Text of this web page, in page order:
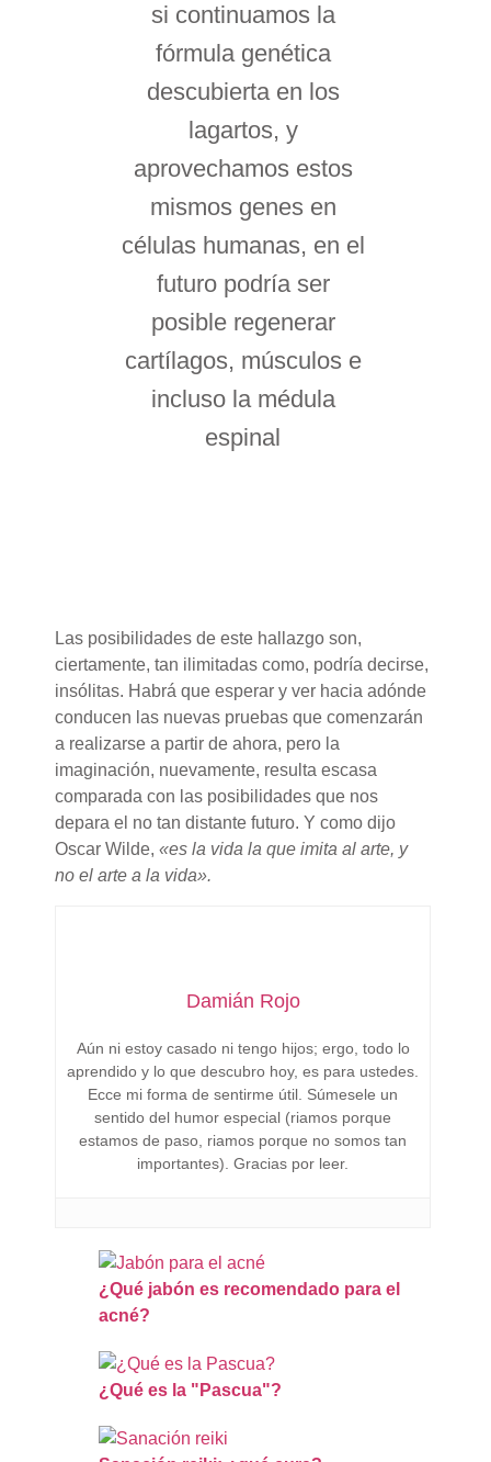
si continuamos la
fórmula genética
descubierta en los
lagartos, y
aprovechamos estos
mismos genes en
células humanas, en el
futuro podría ser
posible regenerar
cartílagos, músculos e
incluso la médula
espinal
Las posibilidades de este hallazgo son,
ciertamente, tan ilimitadas como, podría decirse,
insólitas. Habrá que esperar y ver hacia adónde
conducen las nuevas pruebas que comenzarán
a realizarse a partir de ahora, pero la
imaginación, nuevamente, resulta escasa
comparada con las posibilidades que nos
depara el no tan distante futuro. Y como dijo
Oscar Wilde, «es la vida la que imita al arte, y
no el arte a la vida».
Damián Rojo
Aún ni estoy casado ni tengo hijos; ergo, todo lo
aprendido y lo que descubro hoy, es para ustedes.
Ecce mi forma de sentirme útil. Súmesele un
sentido del humor especial (riamos porque
estamos de paso, riamos porque no somos tan
importantes). Gracias por leer.
¿Qué jabón es recomendado para el
acné?
¿Qué es la "Pascua"?